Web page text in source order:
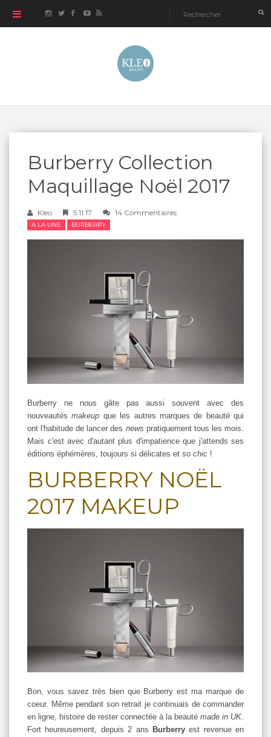
Burberry Collection
Maquillage Noël 2017
Kleo 5.11.17 14 Commentaires
A LA UNE BURBERRY
Burberry ne nous gâte pas aussi souvent avec des
nouveautés makeup que les autres marques de beauté qui
ont l'habitude de lancer des news pratiquement tous les mois.
Mais c'est avec d'autant plus d'impatience que j'attends ses
éditions éphémères, toujours si délicates et so chic !
BURBERRY NOËL
2017 MAKEUP
Bon, vous savez très bien que Burberry est ma marque de
coeur. Même pendant son retrait je continuais de commander
en ligne, histoire de rester connectée à la beauté made in UK.
Fort heureusement, depuis 2 ans Burberryest revenue en